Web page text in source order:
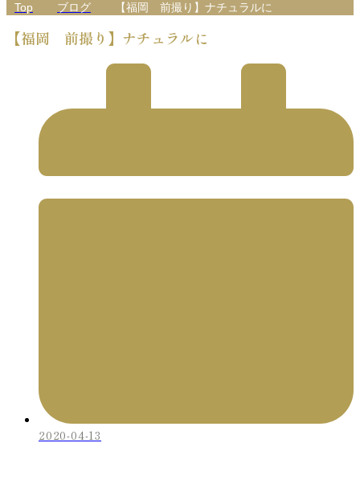
Top ブログ 【福岡 前撮り】ナチュラルに
【福岡 前撮り】ナチュラルに
2020-04-13